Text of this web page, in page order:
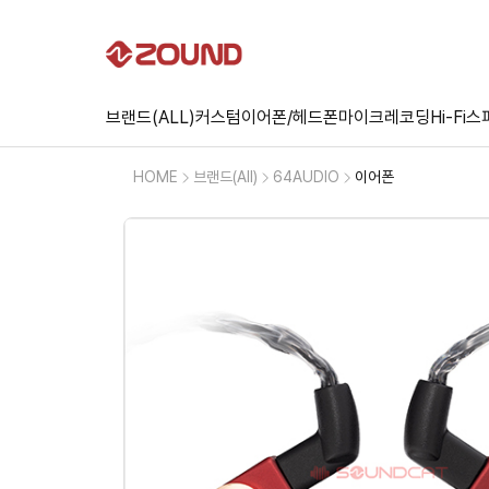
브랜드(ALL)커스텀이어폰/헤드폰마이크레코딩Hi-Fi스
HOME 브랜드(All) 64AUDIO 이어폰